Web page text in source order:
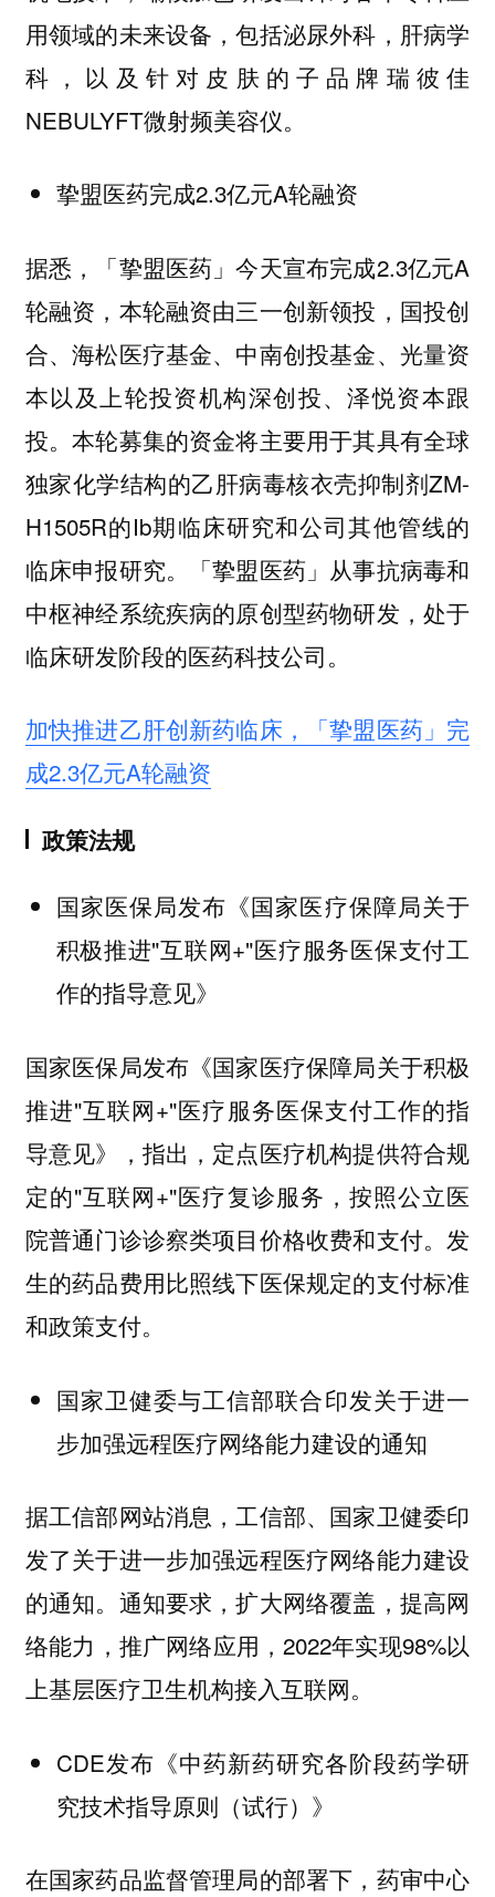
用领域的未来设备，包括泌尿外科，肝病学
科，以及针对皮肤的子品牌瑞彼佳
NEBULYFT微射频美容仪。
挚盟医药完成2.3亿元A轮融资
据悉，「挚盟医药」今天宣布完成2.3亿元A
轮融资，本轮融资由三一创新领投，国投创
合、海松医疗基金、中南创投基金、光量资
本以及上轮投资机构深创投、泽悦资本跟
投。本轮募集的资金将主要用于其具有全球
独家化学结构的乙肝病毒核衣壳抑制剂ZM-
H1505R的Ib期临床研究和公司其他管线的
临床申报研究。「挚盟医药」从事抗病毒和
中枢神经系统疾病的原创型药物研发，处于
临床研发阶段的医药科技公司。
加快推进乙肝创新药临床，「挚盟医药」完
成2.3亿元A轮融资
政策法规
国家医保局发布《国家医疗保障局关于
积极推进"互联网+"医疗服务医保支付工
作的指导意见》
国家医保局发布《国家医疗保障局关于积极
推进"互联网+"医疗服务医保支付工作的指
导意见》，指出，定点医疗机构提供符合规
定的"互联网+"医疗复诊服务，按照公立医
院普通门诊诊察类项目价格收费和支付。发
生的药品费用比照线下医保规定的支付标准
和政策支付。
国家卫健委与工信部联合印发关于进一
步加强远程医疗网络能力建设的通知
据工信部网站消息，工信部、国家卫健委印
发了关于进一步加强远程医疗网络能力建设
的通知。通知要求，扩大网络覆盖，提高网
络能力，推广网络应用，2022年实现98%以
上基层医疗卫生机构接入互联网。
CDE发布《中药新药研究各阶段药学研
究技术指导原则（试行）》
在国家药品监督管理局的部署下，药审中心